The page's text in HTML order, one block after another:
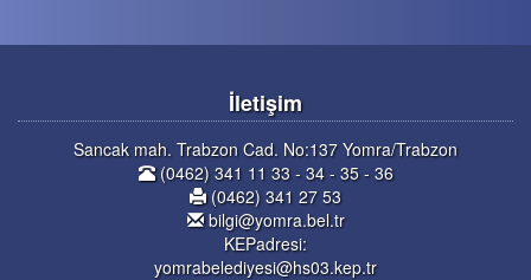
İletişim
Sancak mah. Trabzon Cad. No:137 Yomra/Trabzon
(0462) 341 11 33 - 34 - 35 - 36
(0462) 341 27 53
bilgi@yomra.bel.tr
KEPadresi:
yomrabelediyesi@hs03.kep.tr